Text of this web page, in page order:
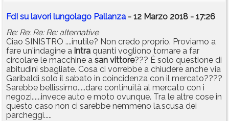
FdI su lavori lungolago Pallanza - 12 Marzo 2018 - 17:26
Re: Re: Re: Re: alternative
Ciao SINISTRO ....inutile? Non credo proprio. Proviamo a
fare un'indagine a intra quanti vogliono tornare a far
circolare le macchine a san vittore??? È solo questione di
abitudini sbagliate. Cosa ci vorrebbe a chiudere anche via
Garibaldi solo il sabato in coincidenza con il mercato????
Sarebbe bellissimo.....dare continuità al mercato con i
negozi......invece auto e moto ovunque. Tra le altre cose in
questo caso non ci sarebbe nemmeno la.scusa dei
parcheggi.....